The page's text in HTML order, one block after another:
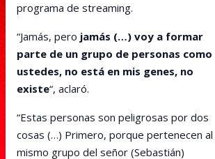
programa de streaming.
“Jamás, pero jamás (…) voy a formar
parte de un grupo de personas como
ustedes, no está en mis genes, no
existe“, aclaró.
“Estas personas son peligrosas por dos
cosas (…) Primero, porque pertenecen al
mismo grupo del señor (Sebastián)